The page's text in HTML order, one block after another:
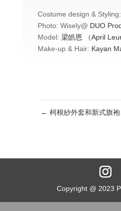
Costume design &
Photo: Wisely@ DUO
Model: 梁皓恩 （April
Make-up & Hair: Kayan
← 柯根紗外套和新式旗袍
Copyright @ 2023